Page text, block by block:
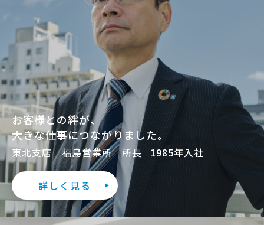
お客様との絆が、
大きな仕事につながりました。
東北支店 福島営業所｜所長 1985年入社
詳しく見る